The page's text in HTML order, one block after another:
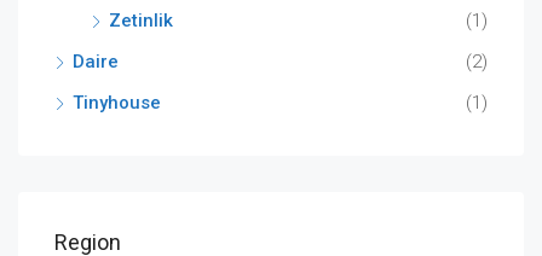
Zetinlik
(1)
Daire
(2)
Tinyhouse
(1)
Region